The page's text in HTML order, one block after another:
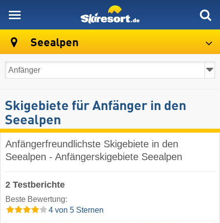
Seealpen
Skigebiete für Anfänger in den
Seealpen
Anfängerfreundlichste Skigebiete in den
Seealpen - Anfängerskigebiete Seealpen
2 Testberichte
Beste Bewertung:
4 von 5 Sternen